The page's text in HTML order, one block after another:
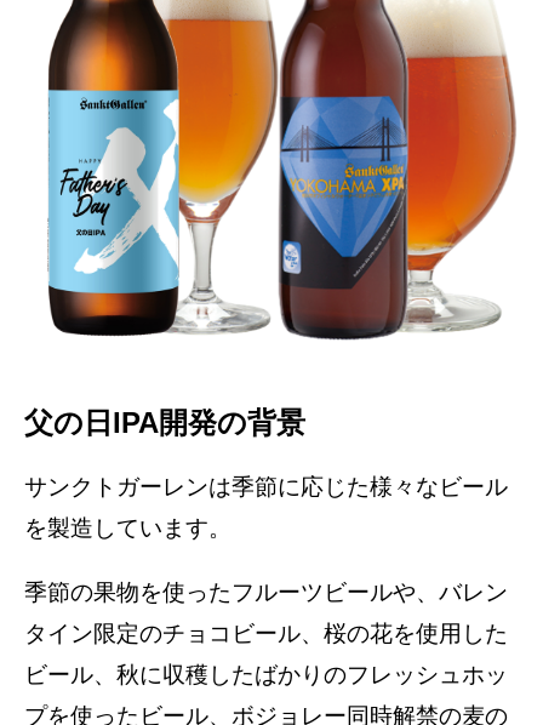
父の日IPA開発の背景
サンクトガーレンは季節に応じた様々なビール
を製造しています。
季節の果物を使ったフルーツビールや、バレン
タイン限定のチョコビール、桜の花を使用した
ビール、秋に収穫したばかりのフレッシュホッ
プを使ったビール、ボジョレー同時解禁の麦の